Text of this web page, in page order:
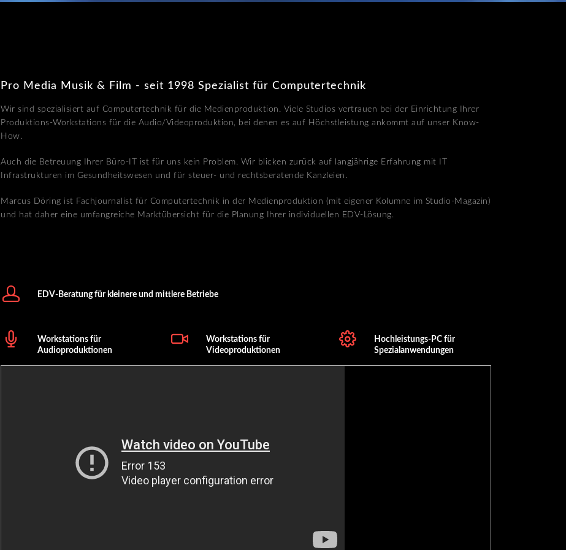
Pro Media Musik & Film - seit 1998 Spezialist für Computertechnik
Wir sind spezialisiert auf Computertechnik für die Medienproduktion. Viele Studios vertrauen bei der Einrichtung Ihrer
Produktions-Workstations für die Audio/Videoproduktion, bei denen es auf Höchstleistung ankommt auf unser Know-
How.
Auch die Betreuung Ihrer Büro-IT ist für uns kein Problem. Wir blicken zurück auf langjährige Erfahrung mit IT
Infrastrukturen im Gesundheitswesen und für steuer- und rechtsberatende Kanzleien.
Marcus Döring ist Fachjournalist für Computertechnik in der Medienproduktion (mit eigener Kolumne im Studio-Magazin)
und hat daher eine umfangreiche Marktübersicht für die Planung Ihrer individuellen EDV-Lösung.
EDV-Beratung für kleinere und mittlere Betriebe
Workstations für
Audioproduktionen
Workstations für
Videoproduktionen
Hochleistungs-PC für
Spezialanwendungen